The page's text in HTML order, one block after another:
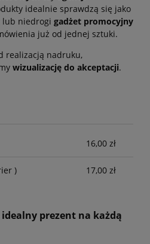
idealnie sprawdzą się jako
lub niedrogi gadżet promocyjny
już od jednej sztuki.
realizacją nadruku,
wizualizację do akceptacji.
kosztów płatności
16,00 zł
) 17,00 zł
prezent na każdą